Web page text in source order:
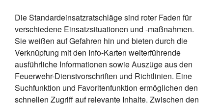
Die Standardeinsatzratschläge sind roter Faden für
verschiedene Einsatzsituationen und -maßnahmen.
Sie weißen auf Gefahren hin und bieten durch die
Verknüpfung mit den Info-Karten weiterführende
ausführliche Informationen sowie Auszüge aus den
Feuerwehr-Dienstvorschriften und Richtlinien. Eine
Suchfunktion und Favoritenfunktion ermöglichen den
schnellen Zugriff auf relevante Inhalte. Zwischen den